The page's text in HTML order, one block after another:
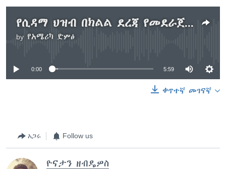
የሲዳማ ህዝብ በክልል ደረጃ የመደራጀት ጥያቄ
by የአሜሪካ ድምፅ
No media source currently available
0:00 5:59
ቀጥተኛ መገናኛ
አጋሩ Follow us
ዮናታን ዘብዴዎስ